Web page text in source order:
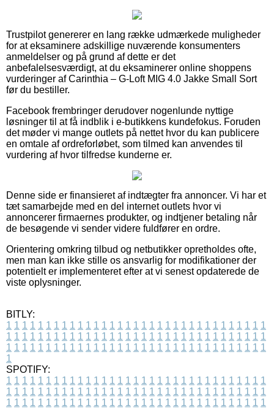
Trustpilot genererer en lang række udmærkede muligheder
for at eksaminere adskillige nuværende konsumenters
anmeldelser og på grund af dette er det
anbefalelsesværdigt, at du eksaminerer online shoppens
vurderinger af Carinthia – G-Loft MIG 4.0 Jakke Small Sort
før du bestiller.
Facebook frembringer derudover nogenlunde nyttige
løsninger til at få indblik i e-butikkens kundefokus. Foruden
det møder vi mange outlets på nettet hvor du kan publicere
en omtale af ordreforløbet, som tilmed kan anvendes til
vurdering af hvor tilfredse kunderne er.
Denne side er finansieret af indtægter fra annoncer. Vi har et
tæt samarbejde med en del internet outlets hvor vi
annoncerer firmaernes produkter, og indtjener betaling når
de besøgende vi sender videre fuldfører en ordre.
Orientering omkring tilbud og netbutikker opretholdes ofte,
men man kan ikke stille os ansvarlig for modifikationer der
potentielt er implementeret efter at vi senest opdaterede de
viste oplysninger.
BITLY:
1 1 1 1 1 1 1 1 1 1 1 1 1 1 1 1 1 1 1 1 1 1 1 1 1 1 1 1 1 1 1 1 1
1 1 1 1 1 1 1 1 1 1 1 1 1 1 1 1 1 1 1 1 1 1 1 1 1 1 1 1 1 1 1 1 1
1 1 1 1 1 1 1 1 1 1 1 1 1 1 1 1 1 1 1 1 1 1 1 1 1 1 1 1 1 1 1 1 1
1
SPOTIFY:
1 1 1 1 1 1 1 1 1 1 1 1 1 1 1 1 1 1 1 1 1 1 1 1 1 1 1 1 1 1 1 1 1
1 1 1 1 1 1 1 1 1 1 1 1 1 1 1 1 1 1 1 1 1 1 1 1 1 1 1 1 1 1 1 1 1
1 1 1 1 1 1 1 1 1 1 1 1 1 1 1 1 1 1 1 1 1 1 1 1 1 1 1 1 1 1 1 1 1